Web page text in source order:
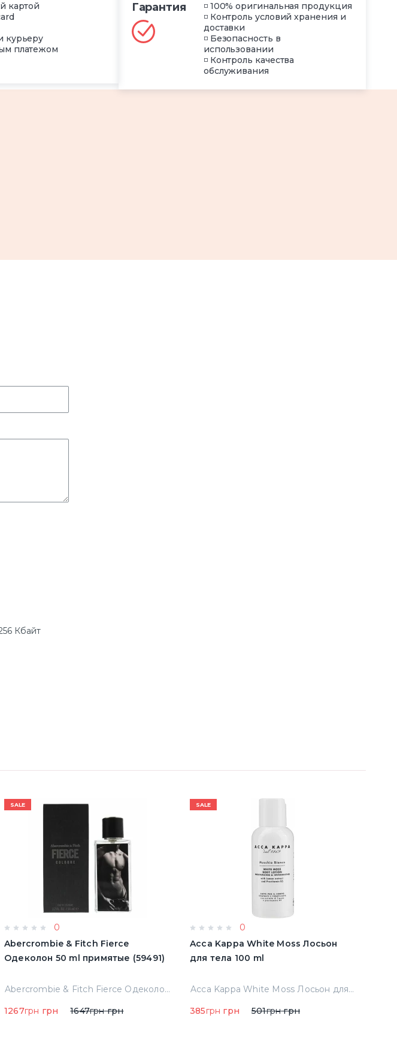
картой
курьеру
платежом
Гарантия
◽ 100% оригинальная продукция
◽ Контроль условий хранения и
доставки
◽ Безопасность в
использовании
◽ Контроль качества
обслуживания
Кбайт
SALE
0
Abercrombie & Fitch Fierce
Одеколон 50 ml примятые (59491)
Abercrombie & Fitch Fierce Одеколон 50 ml примятые (59491)
1267грн грн 1647грнгрн
SALE
0
Acca Kappa White Moss Лосьон
для тела 100 ml
Acca Kappa White Moss Лосьон для тела 100 ml
385грн грн 501грнгрн